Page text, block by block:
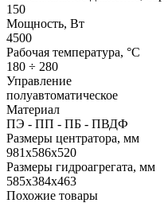
150
Мощность, Вт
4500
Рабочая температура, °С
180 ÷ 280
Управление
полуавтоматическое
Материал
ПЭ - ПП - ПБ - ПВДФ
Размеры центратора, мм
981x586x520
Размеры гидроагрегата, мм
585x384x463
Похожие товары